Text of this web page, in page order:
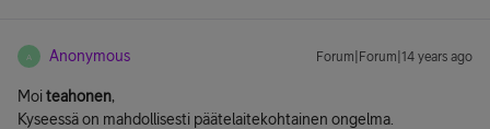
A Anonymous Forum|Forum|14 years ago
Moiteahonen,
Kyseessä on mahdollisesti päätelaitekohtainen ongelma.